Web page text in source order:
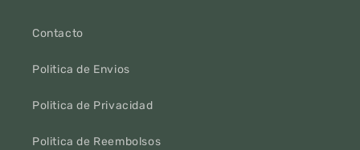
Contacto
Politica de Envios
Politica de Privacidad
Politica de Reembolsos